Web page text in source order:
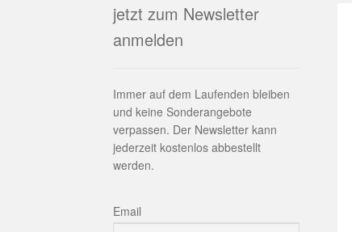
jetzt zum Newsletter
anmelden
Immer auf dem Laufenden bleiben
und keine Sonderangebote
verpassen. Der Newsletter kann
jederzeit kostenlos abbestellt
werden.
Email